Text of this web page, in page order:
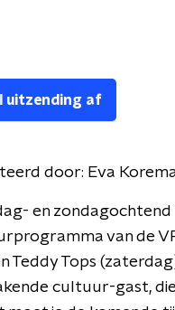
uitzending af
door: Eva
en
van de
Teddy Tops
cultuur-gast,